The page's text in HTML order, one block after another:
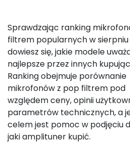
Sprawdzając ranking
filtrem popularnych w sierpniu
dowiesz się, jakie modele
najlepsze przez innych
Ranking obejmuje porównanie
mikrofonów z pop filtrem pod
względem ceny, opinii
parametrów technicznych, a
celem jest pomoc w podjęciu
jaki amplituner kupić.